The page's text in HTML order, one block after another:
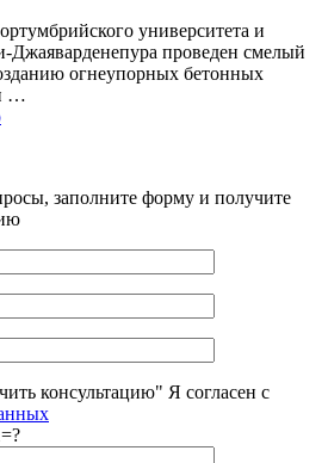
университета и
Джаяварденепура проведен смелый
огнеупорных бетонных
…
заполните форму и получите
консультацию" Я согласен с